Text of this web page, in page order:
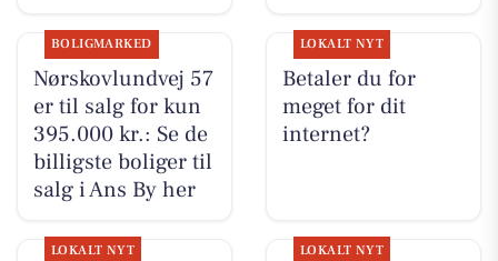
BOLIGMARKED
Nørskovlundvej 57
er til salg for kun
395.000 kr.: Se de
billigste boliger til
salg i Ans By her
LOKALT NYT
Betaler du for
meget for dit
internet?
LOKALT NYT LOKALT NYT